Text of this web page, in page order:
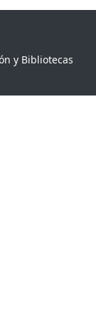
y Bibliotecas